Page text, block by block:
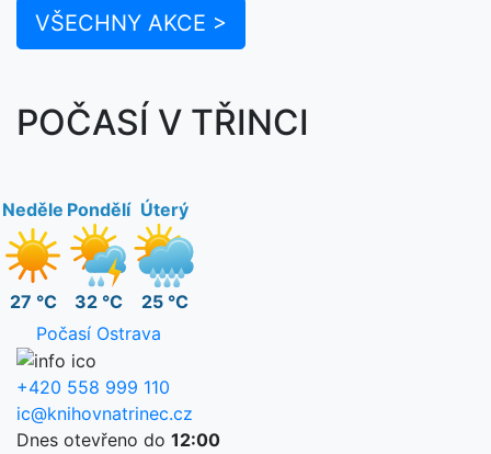
VŠECHNY AKCE >
POČASÍ V TŘINCI
Neděle
27 °C
Pondělí
32 °C
Úterý
25 °C
Počasí Ostrava
+420 558 999 110
ic@knihovnatrinec.cz
Dnes otevřeno do 12:00